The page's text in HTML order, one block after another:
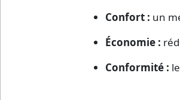
Confort : un
Économie :
Conformité :